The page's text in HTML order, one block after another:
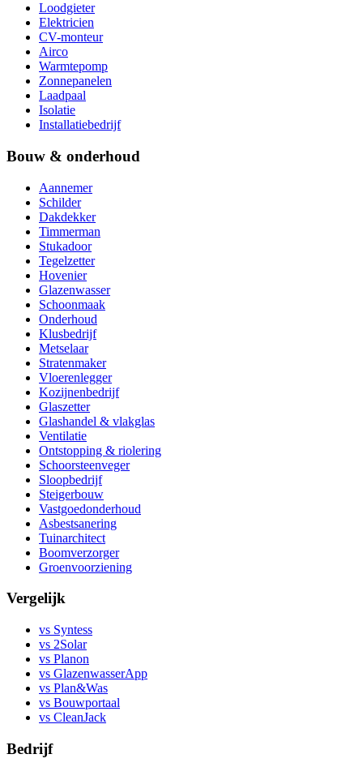
Loodgieter
Elektricien
CV-monteur
Airco
Warmtepomp
Zonnepanelen
Laadpaal
Isolatie
Installatiebedrijf
Bouw & onderhoud
Aannemer
Schilder
Dakdekker
Timmerman
Stukadoor
Tegelzetter
Hovenier
Glazenwasser
Schoonmaak
Onderhoud
Klusbedrijf
Metselaar
Stratenmaker
Vloerenlegger
Kozijnenbedrijf
Glaszetter
Glashandel & vlakglas
Ventilatie
Ontstopping & riolering
Schoorsteenveger
Sloopbedrijf
Steigerbouw
Vastgoedonderhoud
Asbestsanering
Tuinarchitect
Boomverzorger
Groenvoorziening
Vergelijk
vs Syntess
vs 2Solar
vs Planon
vs GlazenwasserApp
vs Plan&Was
vs Bouwportaal
vs CleanJack
Bedrijf